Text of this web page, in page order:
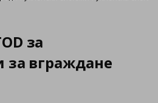
за
за вграждане